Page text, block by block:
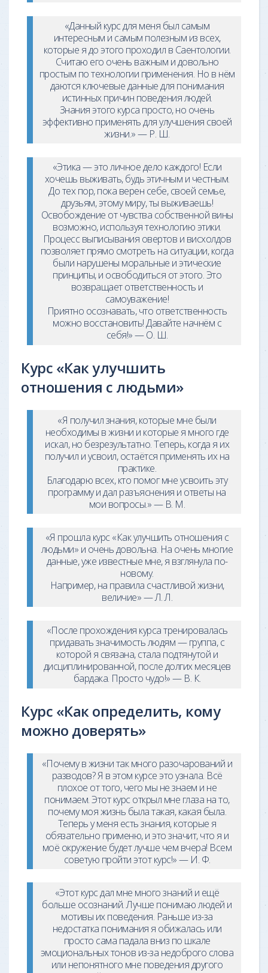
«Данный курс для меня был самым
интересным и самым полезным из всех,
которые я до этого проходил в Саентологии.
Считаю его очень важным и довольно
простым по технологии применения. Но в нём
даются ключевые данные для понимания
истинных причин поведения людей.
Знания этого курса просто, но очень
эффективно применять для улучшения своей
жизни.» — Р. Ш.
«Этика — это личное дело каждого! Если
хочешь выживать, будь этичным и честным.
До тех пор, пока верен себе, своей семье,
друзьям, этому миру, ты выживаешь!
Освобождение от чувства собственной вины
возможно, используя технологию этики.
Процесс выписывания овертов и висхолдов
позволяет прямо смотреть на ситуации, когда
были нарушены моральные и этические
принципы, и освободиться от этого. Это
возвращает ответственность и
самоуважение!
Приятно осознавать, что ответственность
можно восстановить! Давайте начнём с
себя!» — О. Ш.
Курс «Как улучшить
отношения с людьми»
«Я получил знания, которые мне были
необходимы в жизни и которые я много где
искал, но безрезультатно. Теперь, когда я их
получил и усвоил, остаётся применять их на
практике.
Благодарю всех, кто помог мне усвоить эту
программу и дал разъяснения и ответы на
мои вопросы.» — В. М.
«Я прошла курс «Как улучшить отношения с
людьми» и очень довольна. На очень многие
данные, уже известные мне, я взглянула по-
новому.
Например, на правила счастливой жизни,
величие» — Л. Л.
«После прохождения курса тренировалась
придавать значимость людям — группа, с
которой я связана, стала подтянутой и
дисциплинированной, после долгих месяцев
бардака. Просто чудо!» — В. К.
Курс «Как определить, кому
можно доверять»
«Почему в жизни так много разочарований и
разводов? Я в этом курсе это узнала. Всё
плохое от того, чего мы не знаем и не
понимаем. Этот курс открыл мне глаза на то,
почему моя жизнь была такая, какая была.
Теперь у меня есть знания, которые я
обязательно применю, и это значит, что я и
моё окружение будет лучше чем вчера! Всем
советую пройти этот курс!» — И. Ф.
«Этот курс дал мне много знаний и ещё
больше осознаний. Лучше понимаю людей и
мотивы их поведения. Раньше из-за
недостатка понимания я обижалась или
просто сама падала вниз по шкале
эмоциональных тонов из-за недоброго слова
или непонятного мне поведения другого